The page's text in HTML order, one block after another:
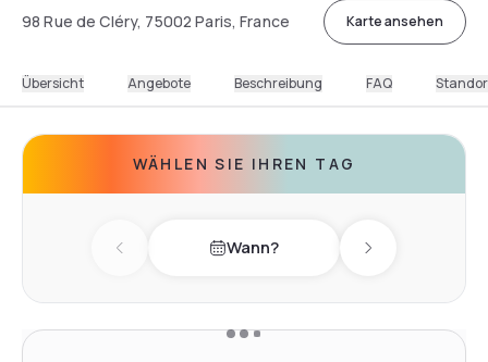
98 Rue de Cléry, 75002 Paris, France Karte ansehen
Übersicht Angebote Beschreibung FAQ
WÄHLEN SIE IHREN TAG
Previous day Wann? Next day